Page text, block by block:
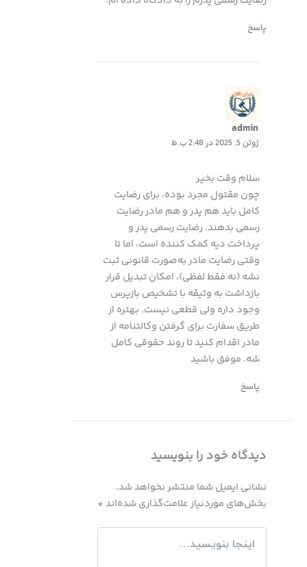
پاسخ
admin
ژوئن 5, 2025 در 2:48 ب.ظ
سلام وقت بخیر
چون مقتول مجرد بوده، برای رضایت
کامل باید هم پدر و هم مادر رضایت
رسمی بدهند. رضایت رسمی پدر و
پرداخت دیه کمک‌ کننده است، اما تا
وقتی رضایت مادر به‌صورت قانونی ثبت
نشه (نه فقط لفظی)، امکان تبدیل قرار
بازداشت به وثیقه با تشخیص بازپرس
وجود داره ولی قطعی نیست. بهتره از
طریق سفارت برای گرفتن وکالتنامه از
مادر اقدام کنید تا روند حقوقی کامل
شه. موفق باشید
پاسخ
دیدگاه‌ خود را بنویسید
نشانی ایمیل شما منتشر نخواهد شد.
بخش‌های موردنیاز علامت‌گذاری شده‌اند *
اینجا
بنویسید…